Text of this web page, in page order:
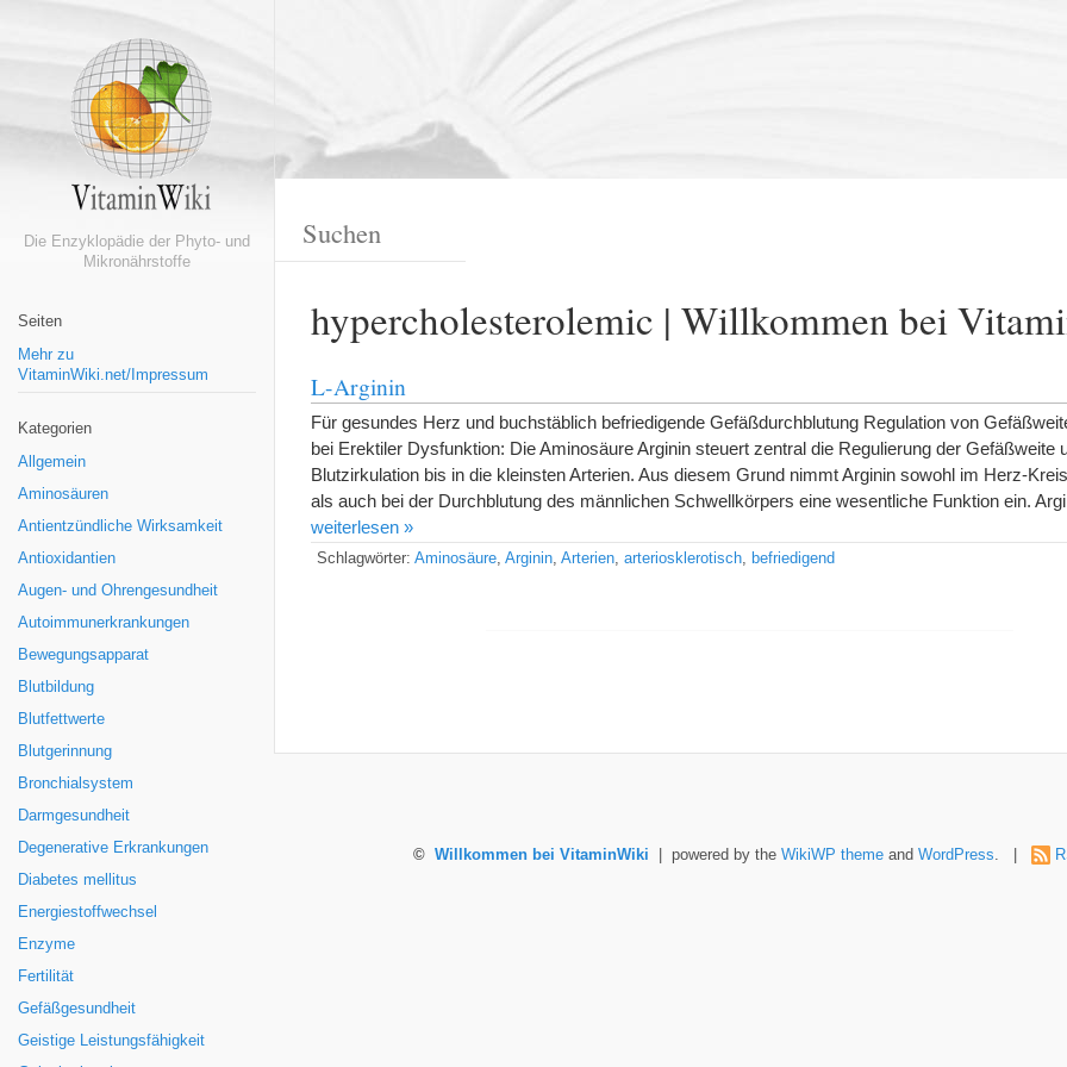
Die Enzyklopädie der Phyto- und
Mikronährstoffe
Seiten
Mehr zu
VitaminWiki.net/Impressum
Kategorien
Allgemein
Aminosäuren
Antientzündliche Wirksamkeit
Antioxidantien
Augen- und Ohrengesundheit
Autoimmunerkrankungen
Bewegungsapparat
Blutbildung
Blutfettwerte
Blutgerinnung
Bronchialsystem
Darmgesundheit
Degenerative Erkrankungen
Diabetes mellitus
Energiestoffwechsel
Enzyme
Fertilität
Gefäßgesundheit
Geistige Leistungsfähigkeit
hypercholesterolemic | Willkommen bei
L-Arginin
Für gesundes Herz und buchstäblich befriedigende Gefäßdurchblutung Regulation von
bei Erektiler Dysfunktion: Die Aminosäure Arginin steuert zentral die Regulierung der Gefäßweite
Blutzirkulation bis in die kleinsten Arterien. Aus diesem Grund nimmt Arginin sowohl im Herz-
als auch bei der Durchblutung des männlichen Schwellkörpers eine wesentliche Funktion ein.
weiterlesen »
Schlagwörter: Aminosäure, Arginin, Arterien, arteriosklerotisch, befriedigend
© Willkommen bei VitaminWiki | powered by the WikiWP themeand WordPress